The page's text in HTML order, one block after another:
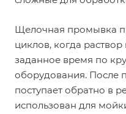
Щелочная промывка
циклов, когда раствор
заданное время по
оборудования. После
поступает обратно в
использован для